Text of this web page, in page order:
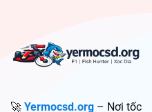
🚀 Yermocsd.org – Nơi tốc